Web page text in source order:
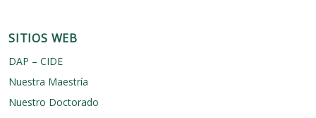
SITIOS WEB
DAP – CIDE
Nuestra Maestría
Nuestro Doctorado